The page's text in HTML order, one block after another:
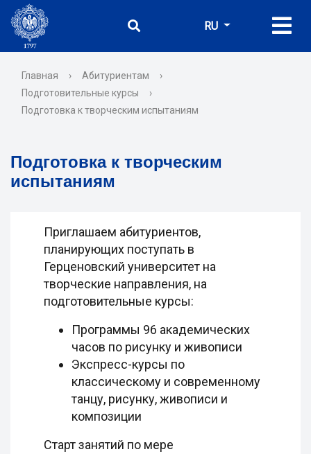
RU
Главная › Абитуриентам
›
Подготовительные курсы
›
Подготовка к творческим испытаниям
Подготовка к творческим
испытаниям
Приглашаем абитуриентов,
планирующих поступать в
Герценовский университет на
творческие направления, на
подготовительные курсы:
Программы 96 академических
часов по рисунку и живописи
Экспресс-курсы по
классическому и современному
танцу, рисунку, живописи и
композиции
Старт занятий по мере